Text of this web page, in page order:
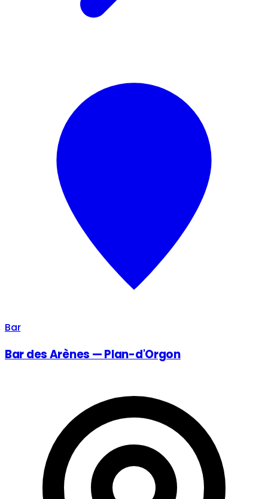
Bar
Bar des Arènes — Plan-d'Orgon